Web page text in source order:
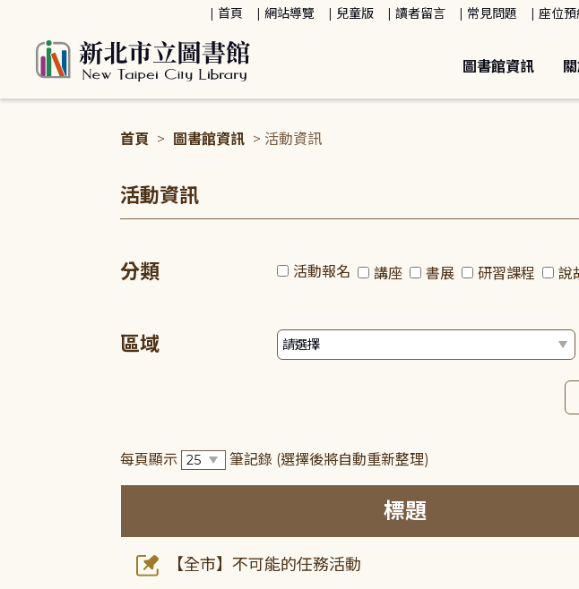
首頁 網站導覽 兒童版 讀者留言 常見問題 座位
圖書館資訊
首頁 > 圖書館資訊 > 活動資訊
活動資訊
分類 活動報名 講座 書展 研習課程 說
區域
每頁顯示 筆記錄 (選擇後將自動重新整理)
標題
【全市】不可能的任務活動